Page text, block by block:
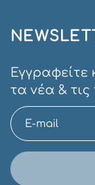
Εγγραφείτε
τα νέα &